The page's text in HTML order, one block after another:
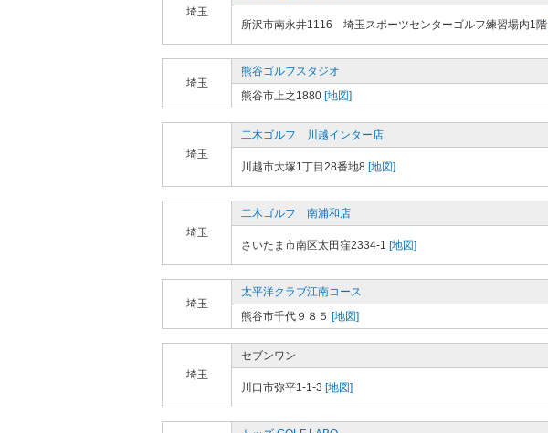
埼玉
所沢市南永井1116 埼玉スポーツセンターゴルフ練習場内1階
埼玉
熊谷ゴルフスタジオ
熊谷市上之1880 [地図]
埼玉
二木ゴルフ 川越インター店
川越市大塚1丁目28番地8 [地図]
埼玉
二木ゴルフ 南浦和店
さいたま市南区太田窪2334-1 [地図]
埼玉
太平洋クラブ江南コース
熊谷市千代９８５ [地図]
埼玉
セブンワン
川口市弥平1-1-3 [地図]